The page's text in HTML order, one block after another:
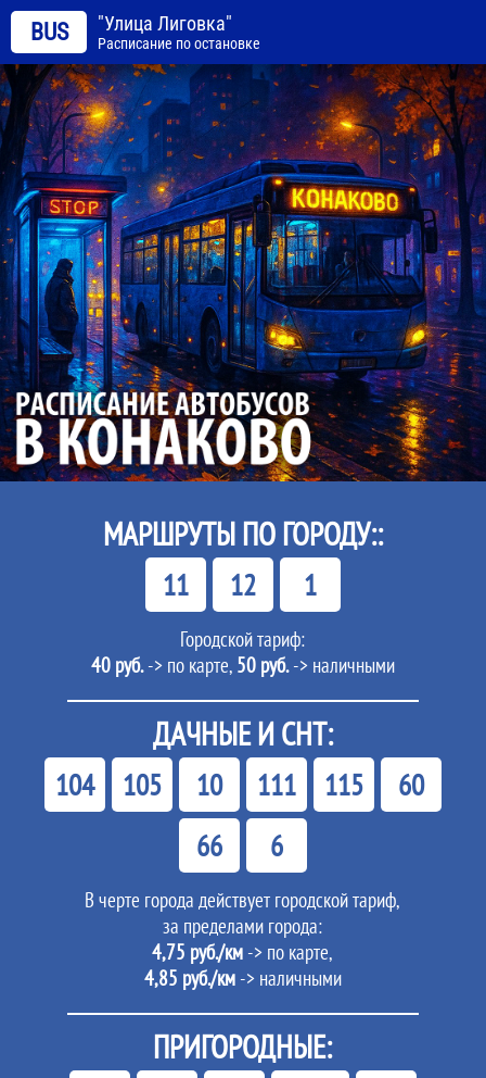
BUS "Улица Лиговка"
Расписание по остановке
МАРШРУТЫ ПО ГОРОДУ::
11 12 1
Городской тариф:
40 руб.-> по карте, 50 руб.-> наличными
ДАЧНЫЕ И СНТ:
104 105 10 111 115
60
66
6
В черте города действует городской тариф,
за пределами города:
4,75 руб./км -> по карте,
4,85 руб./км-> наличными
ПРИГОРОДНЫЕ: